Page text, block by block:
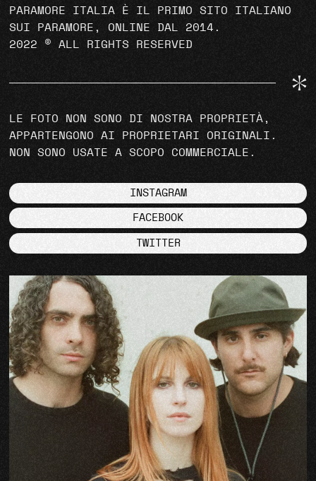
PARAMORE ITALIA È IL PRIMO SITO ITALIANO
SUI PARAMORE, ONLINE DAL 2014.
2022 © ALL RIGHTS RESERVED
LE FOTO NON SONO DI NOSTRA PROPRIETÀ,
APPARTENGONO AI PROPRIETARI ORIGINALI.
NON SONO USATE A SCOPO COMMERCIALE.
INSTAGRAM
FACEBOOK
TWITTER